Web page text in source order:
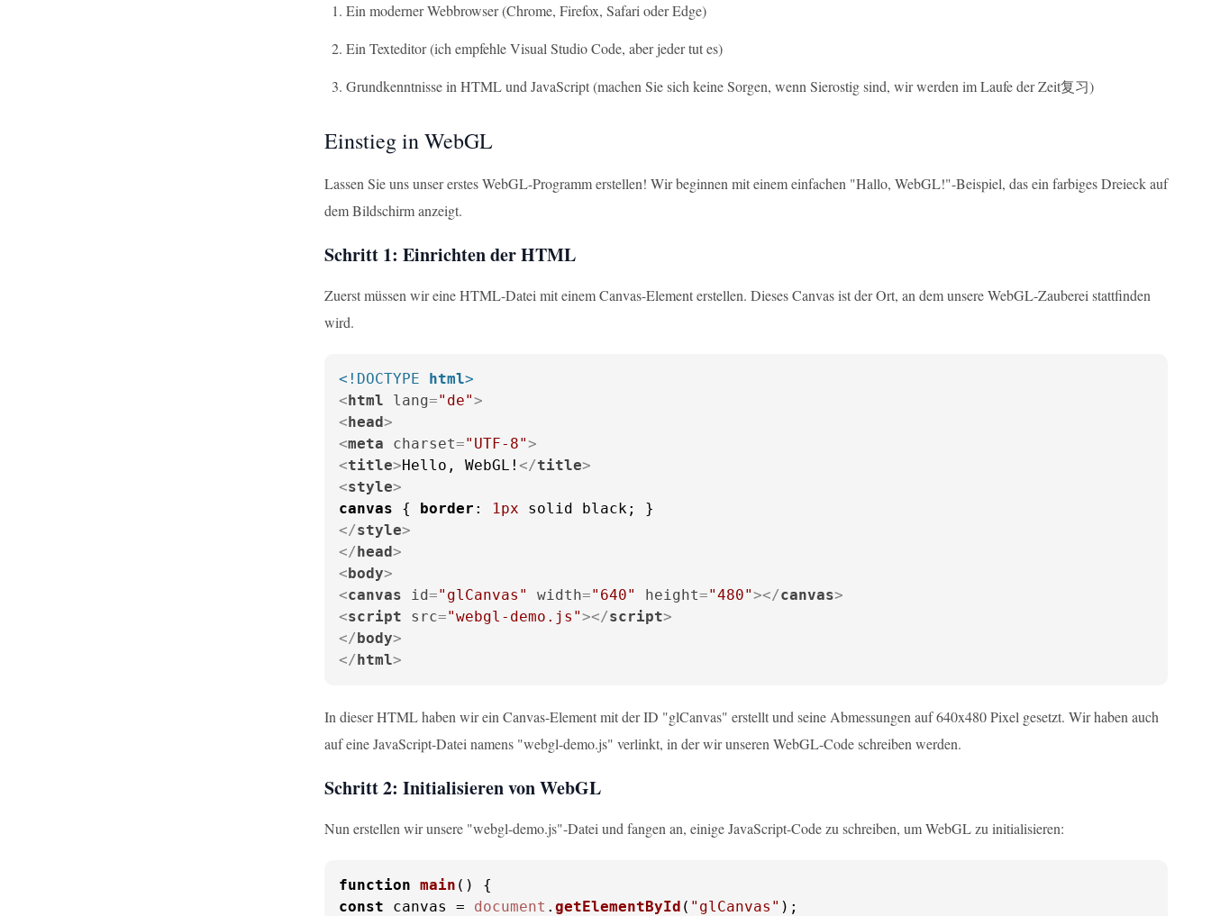
Ein moderner Webbrowser (Chrome, Firefox, Safari oder Edge)
Ein Texteditor (ich empfehle Visual Studio Code, aber jeder tut es)
Grundkenntnisse in HTML und JavaScript (machen Sie sich keine Sorgen, wenn Sierostig sind, wir werden im Laufe der Zeit复习)
Einstieg in WebGL
Lassen Sie uns unser erstes WebGL-Programm erstellen! Wir beginnen mit einem einfachen "Hallo, WebGL!"-Beispiel, das ein farbiges Dreieck auf
dem Bildschirm anzeigt.
Schritt 1: Einrichten der HTML
Zuerst müssen wir eine HTML-Datei mit einem Canvas-Element erstellen. Dieses Canvas ist der Ort, an dem unsere WebGL-Zauberei stattfinden
wird.
<!DOCTYPE html>
<html lang="de">
<head>
<meta charset="UTF-8">
<title>Hello, WebGL! </title>
<style>
canvas { border : 1px
</style>
</head>
<body>
<canvas id="glCanvas" width="640" height="480"></canvas>
<script src="webgl-demo.js"></script>
</body>
</html>
In dieser HTML haben wir ein Canvas-Element mit der ID "glCanvas" erstellt und seine Abmessungen auf 640x480 Pixel gesetzt. Wir haben auch
auf eine JavaScript-Datei namens "webgl-demo.js" verlinkt, in der wir unseren WebGL-Code schreiben werden.
Schritt 2: Initialisieren von WebGL
Nun erstellen wir unsere "webgl-demo.js"-Datei und fangen an, einige JavaScript-Code zu schreiben, um WebGL zu initialisieren:
function main (
const canvas = document . getElementById ( "glCanvas"